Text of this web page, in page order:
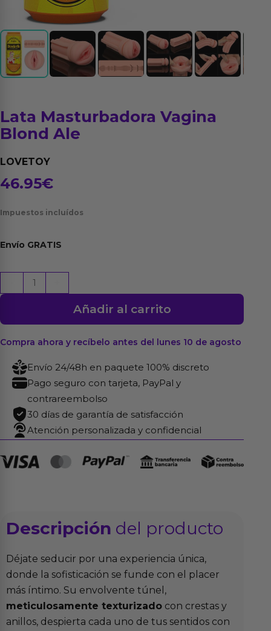
Lata Masturbadora Vagina
Blond Ale
LOVETOY
46.95€
Impuestos incluídos
Envío GRATIS
Masturbadora
Blond
Ale
cantidad
Añadir al carrito
Compra ahora y recíbelo antes del lunes 10 de agosto
Envío 24/48h en paquete 100% discreto
Pago seguro con tarjeta, PayPal y
contrareembolso
30 días de garantía de satisfacción
Atención personalizada y confidencial
Descripción del producto
Déjate seducir por una experiencia única,
donde la sofisticación se funde con el placer
más íntimo. Su envolvente túnel,
meticulosamente texturizado con crestas y
anillos, despierta cada uno de tus sentidos con